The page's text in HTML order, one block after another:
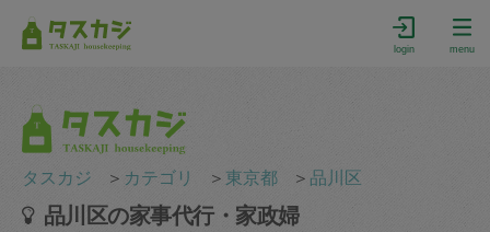
login menu
タスカジ ＞ カテゴリ ＞ 東京都 ＞ 品川区
品川区の家事代行・家政婦